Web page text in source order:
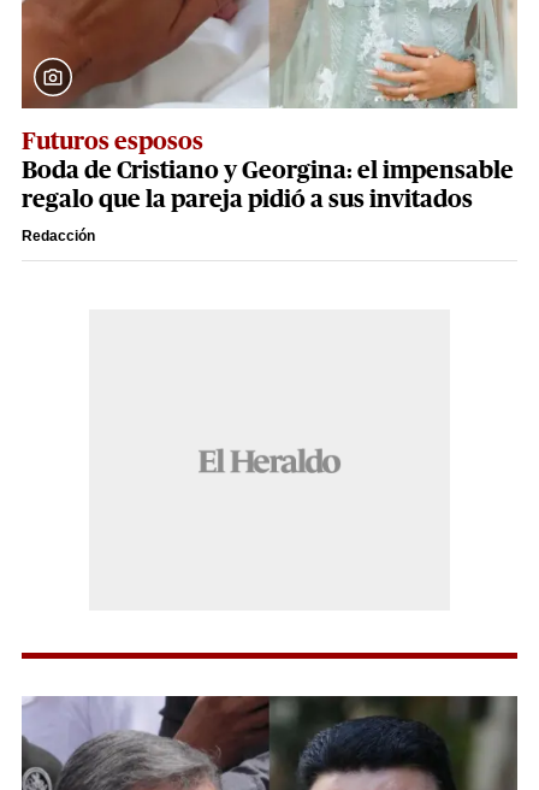
Futuros esposos
Boda de Cristiano y Georgina: el impensable
regalo que la pareja pidió a sus invitados
Redacción